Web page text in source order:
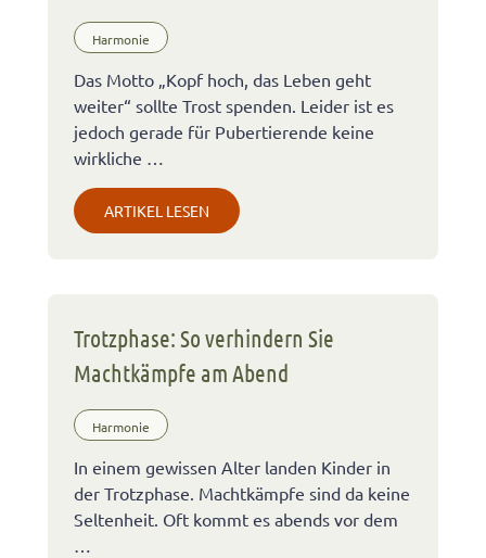
Harmonie
Das Motto „Kopf hoch, das Leben geht
weiter“ sollte Trost spenden. Leider ist es
jedoch gerade für Pubertierende keine
wirkliche …
ARTIKEL LESEN
Trotzphase: So verhindern Sie
Machtkämpfe am Abend
Harmonie
In einem gewissen Alter landen Kinder in
der Trotzphase. Machtkämpfe sind da keine
Seltenheit. Oft kommt es abends vor dem
…